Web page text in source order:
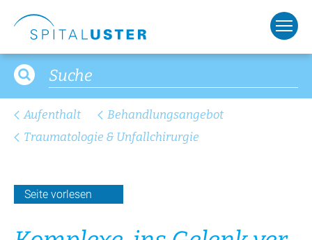
Aufenthalt
Behandlungsangebot
Traumatologie & Unfallchirurgie
Seite vorlesen